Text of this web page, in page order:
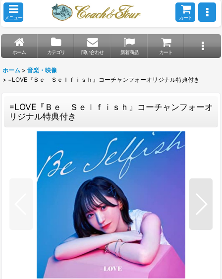
メニュー カート
ホーム カテゴリ 問い合わせ 新着商品 カート
ホーム > 音楽・映像
> =LOVE『Ｂｅ Ｓｅｌｆｉｓｈ』コーチャンフォーオリジナル特典付き
=LOVE『Ｂｅ Ｓｅｌｆｉｓｈ』コーチャンフォーオ
リジナル特典付き